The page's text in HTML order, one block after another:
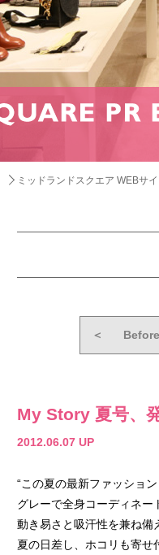
ミッドランドスクエア WEBサイ
＜ Before
My Story 夏号、発
2012.06.07 UP
“この夏の最新ファッション
グレーで全身コーディネー
動き易さと吸汗性を兼ね備
夏の日差し、ホコリも寄せ